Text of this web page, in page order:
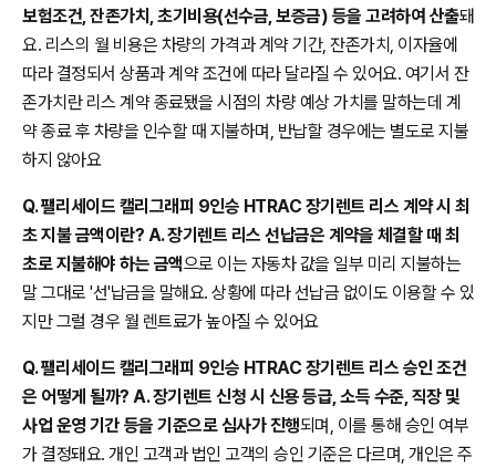
보험조건, 잔존가치, 초기비용(선수금, 보증금) 등을 고려하여 산출돼
요. 리스의 월 비용은 차량의 가격과 계약 기간, 잔존가치, 이자율에
따라 결정되서 상품과 계약 조건에 따라 달라질 수 있어요. 여기서 잔
존가치란 리스 계약 종료됐을 시점의 차량 예상 가치를 말하는데 계
약 종료 후 차량을 인수할 때 지불하며, 반납할 경우에는 별도로 지불
하지 않아요
Q. 팰리세이드 캘리그래피 9인승 HTRAC 장기렌트 리스 계약 시 최
초 지불 금액이란? A. 장기렌트 리스 선납금은 계약을 체결할 때 최
초로 지불해야 하는 금액으로 이는 자동차 값을 일부 미리 지불하는
말 그대로 '선'납금을 말해요. 상황에 따라 선납금 없이도 이용할 수 있
지만 그럴 경우 월 렌트료가 높아질 수 있어요
Q. 팰리세이드 캘리그래피 9인승 HTRAC 장기렌트 리스 승인 조건
은 어떻게 될까? A. 장기렌트 신청 시 신용 등급, 소득 수준, 직장 및
사업 운영 기간 등을 기준으로 심사가 진행되며, 이를 통해 승인 여부
가 결정돼요. 개인 고객과 법인 고객의 승인 기준은 다르며, 개인은 주